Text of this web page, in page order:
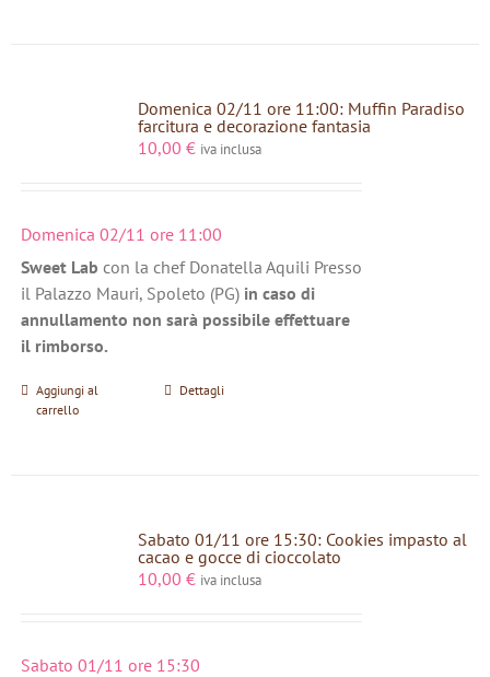
Domenica 02/11 ore 11:00: Muffin Paradiso
farcitura e decorazione fantasia
10,00 € iva inclusa
Domenica 02/11 ore 11:00
Sweet Lab con la chef Donatella Aquili Presso
il Palazzo Mauri, Spoleto (PG) in caso di
annullamento non sarà possibile effettuare
il rimborso.
Aggiungi al
carrello
Dettagli
Sabato 01/11 ore 15:30: Cookies impasto al
cacao e gocce di cioccolato
10,00 € iva inclusa
Sabato 01/11 ore 15:30